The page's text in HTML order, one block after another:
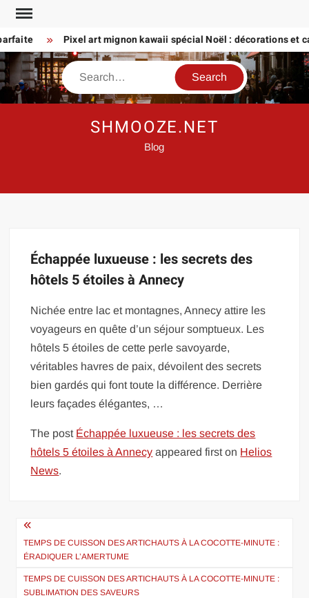
Skip
content
Pixel art mignon kawaii spécial Noël : décorations et
Search
SHMOOZE.NET
Blog
Échappée luxueuse : les secrets des
hôtels 5 étoiles à Annecy
Nichée entre lac et montagnes, Annecy attire les
voyageurs en quête d’un séjour somptueux. Les
hôtels 5 étoiles de cette perle savoyarde,
véritables havres de paix, dévoilent des secrets
bien gardés qui font toute la différence. Derrière
leurs façades élégantes, …
The post Échappée luxueuse : les secrets des
hôtels 5 étoiles à Annecy appeared first on Helios
News.
Navigation
de
l’article
TEMPS DE CUISSON DES ARTICHAUTS À LA COCOTTE-MINUTE :
ÉRADIQUER L’AMERTUME
TEMPS DE CUISSON DES ARTICHAUTS À LA COCOTTE-MINUTE :
SUBLIMATION DES SAVEURS